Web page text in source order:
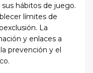
hábitos de juego.
límites de
La
y enlaces a
prevención y el